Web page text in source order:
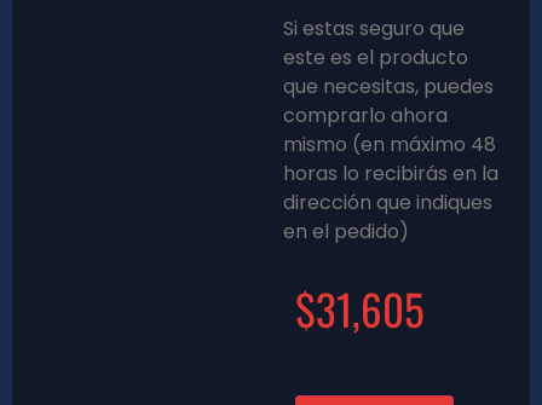
Si estas seguro que
este es el producto
que necesitas, puedes
comprarlo ahora
mismo (en máximo 48
horas lo recibirás en la
dirección que indiques
en el pedido)
$31,605